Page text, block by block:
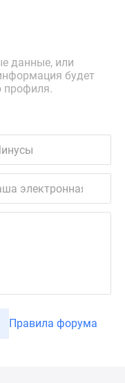
данные, или
будет
профиля.
Правила форума